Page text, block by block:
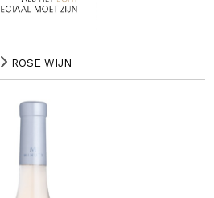
ROSE WIJN